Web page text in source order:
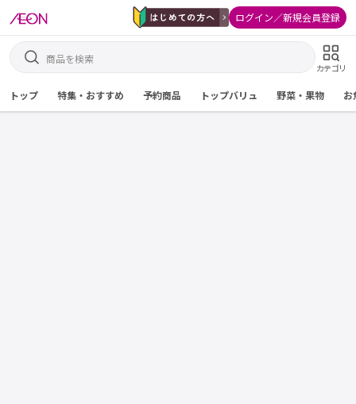
ログイン／新規会員登録
カテゴリ
トップ 特集・おすすめ 予約商品 トップバリュ 野菜・果物 お